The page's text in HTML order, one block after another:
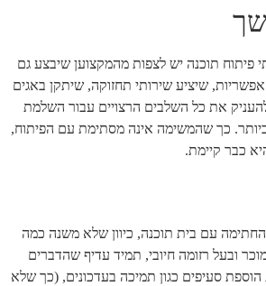
פיתוח תוכנה יש לצפות מהמקצוען שיבצע גם
שיציע שירותי תחזוקה, שיתקן באגים
להעניק את כל השלבים הרצויים עבור השלמת
כך שהמשימה אינה מסתימת עם הפיתוח,
כבר קיימת.
עם בית תוכנה, כיוון שלא משנה כמה
ובעל רזומה חיובי, תמיד עדיף שהדברים
הוספת סעיפים כגון תמיכה בעדכונים, (כך שלא